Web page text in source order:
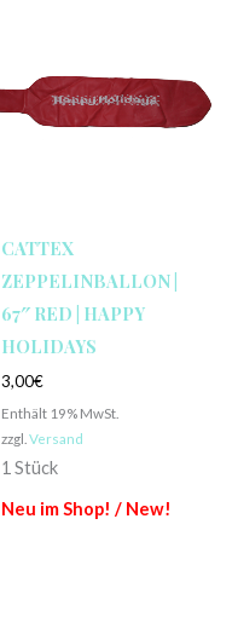
CATTEX
ZEPPELINBALLON |
67″ RED | HAPPY
HOLIDAYS
3,00€
Enthält 19% MwSt.
zzgl. Versand
1 Stück
Neu im Shop! / New!